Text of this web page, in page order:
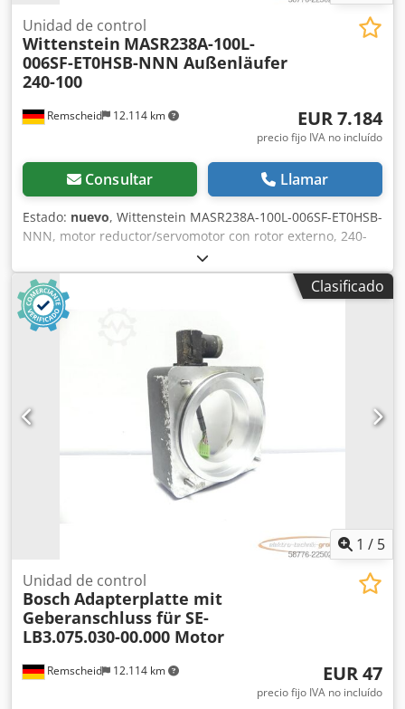
Remscheid 12.114 km
Unidad de control
Wittenstein MASR238A-100L-
006SF-ET0HSB-NNN Außenläufer
240-100
EUR 7.184
precio fijo IVA no incluído
Consultar Llamar
Estado: nuevo, Wittenstein MASR238A-100L-006SF-ET0HSB-
NNN, motor reductor/servomotor con rotor externo, 240-
100, número de serie: 2426819. Artículo nuevo, en buen
estado de conservación, funcionamiento al 100 %, el
alcance del suministro se muestra en las fotos. ATENCIÓN:
¡Solicite por separado los costos de embalaje y envío!
Dcedpfezr Ddbjx Adzjk
Clasificado
1 / 5
Remscheid 12.114 km
Unidad de control
Bosch Adapterplatte mit
Geberanschluss für SE-
LB3.075.030-00.000 Motor
EUR 47
precio fijo IVA no incluído